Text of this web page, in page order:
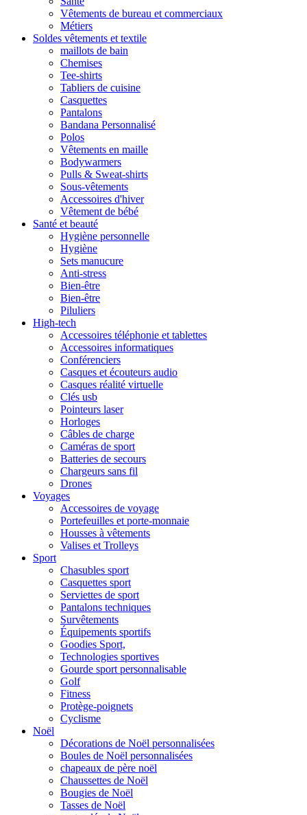
Vêtements de bureau et commerciaux
Métiers
Soldes vêtements et textile
maillots de bain
Chemises
Tee-shirts
Tabliers de cuisine
Casquettes
Pantalons
Bandana Personnalisé
Polos
Vêtements en maille
Bodywarmers
Pulls & Sweat-shirts
Sous-vêtements
Accessoires d'hiver
Vêtement de bébé
Santé et beauté
Hygiène personnelle
Hygiène
Sets manucure
Anti-stress
Bien-être
Bien-être
Piluliers
High-tech
Accessoires téléphonie et tablettes
Accessoires informatiques
Conférenciers
Casques et écouteurs audio
Casques réalité virtuelle
Clés usb
Pointeurs laser
Horloges
Câbles de charge
Caméras de sport
Batteries de secours
Chargeurs sans fil
Drones
Voyages
Accessoires de voyage
Portefeuilles et porte-monnaie
Housses à vêtements
Valises et Trolleys
Sport
Chasubles sport
Casquettes sport
Serviettes de sport
Pantalons techniques
Survêtements
Équipements sportifs
Goodies Sport,
Technologies sportives
Gourde sport personnalisable
Golf
Fitness
Protège-poignets
Cyclisme
Noël
Décorations de Noël personnalisées
Boules de Noël personnalisées
chapeaux de père noël
Chaussettes de Noël
Bougies de Noël
Tasses de Noël